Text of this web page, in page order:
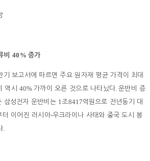
비 40%증가
기 보고서에 따르면 주요 원자재 평균 가격이 최대
역시40% 가까이 오른 것으로 나타났다.운반비 증
삼성전자 운반비는 1조8417억원으로 전년동기 대
터 이어진 러시아-우크라이나 사태와 중국 도시 봉
.